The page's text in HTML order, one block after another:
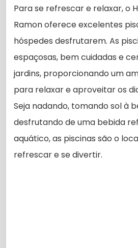
Para se refrescar e relaxar, o
Ramon oferece excelentes
hóspedes desfrutarem. As
espaçosas, bem cuidadas e
jardins, proporcionando um
para relaxar e aproveitar os
Seja nadando, tomando sol à
desfrutando de uma bebida
aquático, as piscinas são o
refrescar e se divertir.